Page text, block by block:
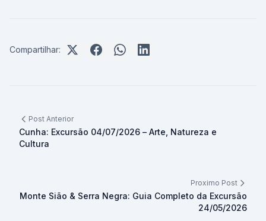
Compartilhar:
Post Anterior
Cunha: Excursão 04/07/2026 – Arte, Natureza e
Cultura
Proximo Post
Monte Sião & Serra Negra: Guia Completo da Excursão
24/05/2026